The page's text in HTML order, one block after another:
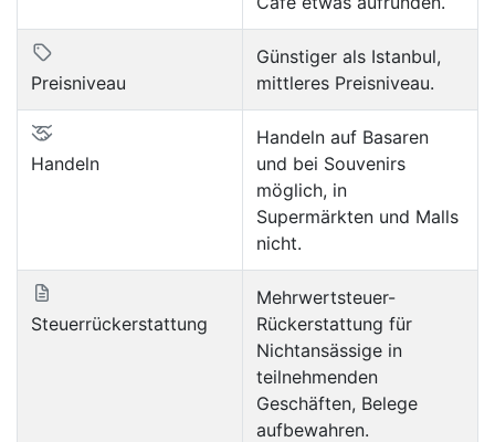
Preisniveau
Günstiger als Istanbul,
mittleres Preisniveau.
Handeln
Handeln auf Basaren
und bei Souvenirs
möglich, in
Supermärkten und Malls
nicht.
Steuerrückerstattung
Mehrwertsteuer-
Rückerstattung für
Nichtansässige in
teilnehmenden
Geschäften, Belege
aufbewahren.